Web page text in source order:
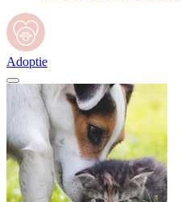
Adoptie